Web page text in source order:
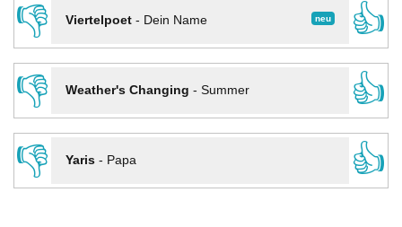
👎
neu
Viertelpoet- Dein Name
👍
👎
Weather's Changing - Summer
👍
👎
Yaris- Papa 👍